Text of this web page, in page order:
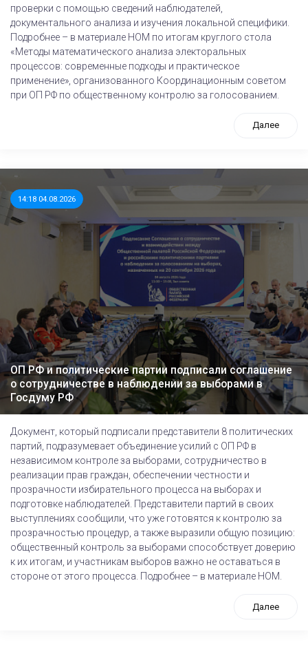
проверки с помощью сведений наблюдателей,
документального анализа и изучения локальной специфики.
Подробнее – в материале НОМ по итогам круглого стола
«Методы математического анализа электоральных
процессов: современные подходы и практическое
применение», организованного Координационным советом
при ОП РФ по общественному контролю за голосованием.
Далее
14:18 04.08.2026
ОП РФ и политические партии подписали соглашение
о сотрудничестве в наблюдении за выборами в
Госдуму РФ
Документ, который подписали представители 8 политических
партий, подразумевает объединение усилий с ОП РФ в
независимом контроле за выборами, сотрудничество в
реализации прав граждан, обеспечении честности и
прозрачности избирательного процесса на выборах и
подготовке наблюдателей. Представители партий в своих
выступлениях сообщили, что уже готовятся к контролю за
прозрачностью процедур, а также выразили общую позицию:
общественный контроль за выборами способствует доверию
к их итогам, и участникам выборов важно не оставаться в
стороне от этого процесса. Подробнее – в материале НОМ.
Далее